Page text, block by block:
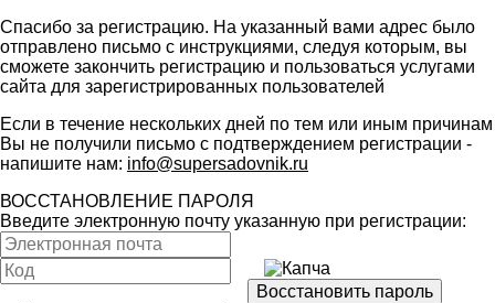
Спасибо за регистрацию. На указанный вами адрес было
отправлено письмо с инструкциями, следуя которым, вы
сможете закончить регистрацию и пользоваться услугами
сайта для зарегистрированных пользователей
Если в течение нескольких дней по тем или иным причинам
Вы не получили письмо с подтверждением регистрации -
напишите нам: info@supersadovnik.ru
ВОССТАНОВЛЕНИЕ ПАРОЛЯ
Введите электронную почту указанную при регистрации: